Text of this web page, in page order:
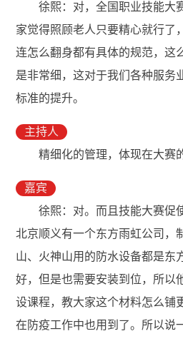
徐熙：对，全国职业技能大
家觉得照顾老人只要精心就行了
连怎么翻身都有具体的规范，这
是非常细，这对于我们各种服务
标准的提升。
主持人
精细化的管理，体现在大赛
嘉宾
徐熙：对。而且技能大赛促
北京顺义有一个东方雨虹公司，
山、火神山用的防水设备都是东
好，但是也需要安装到位，所以
设课程，教大家这个材料怎么铺
在防疫工作中也用到了。所以说